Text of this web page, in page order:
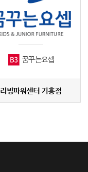
B3 꿈꾸는요셉
리빙파워센터 기흥점